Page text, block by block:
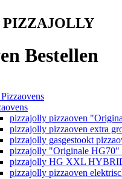
PIZZAJOLLY
Bestellen
pizzajolly pizzaoven
pizzajolly pizzaoven extra
pizzajolly gasgestookt
pizzajolly "Originale
pizzajolly HG XXL
pizzajolly pizzaoven